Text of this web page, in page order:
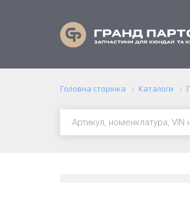
Головна сторінка Каталоги